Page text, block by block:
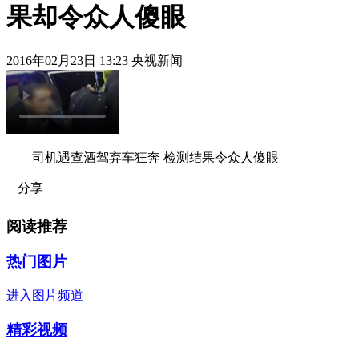
果却令众人傻眼
2016年02月23日 13:23 央视新闻
司机遇查酒驾弃车狂奔 检测结果令众人傻眼
分享
阅读推荐
热门图片
进入图片频道
精彩视频